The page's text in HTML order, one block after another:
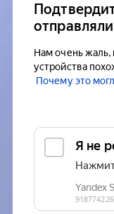
Нам очень жаль,
устройства
Почему это